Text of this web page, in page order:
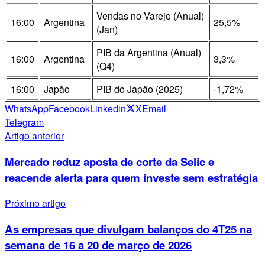
16:00 Argentina
Vendas no Varejo (Anual)
(Jan)
25,5%
16:00 Argentina
PIB da Argentina (Anual)
(Q4)
3,3%
16:00 Japão PIB do Japão (2025)
-1,72%
WhatsAppFacebookLinkedin XEmail
Telegram
Artigo anterior
Mercado reduz aposta de corte da Selic e
reacende alerta para quem investe sem estratégia
Próximo artigo
As empresas que divulgam balanços do 4T25 na
semana de 16 a 20 de março de 2026